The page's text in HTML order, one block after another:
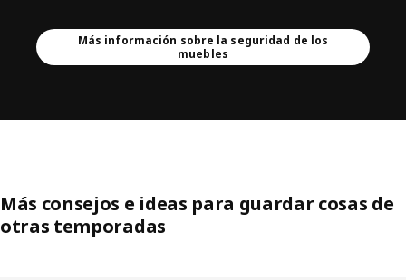
Más información sobre la seguridad de los
muebles
Más consejos e ideas para guardar cosas de
otras temporadas